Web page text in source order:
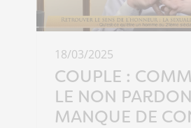
18/03/2025
COUPLE :
LE NON
MANQUE DE